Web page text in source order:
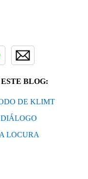
BLOG:
DE KLIMT
LOCURA